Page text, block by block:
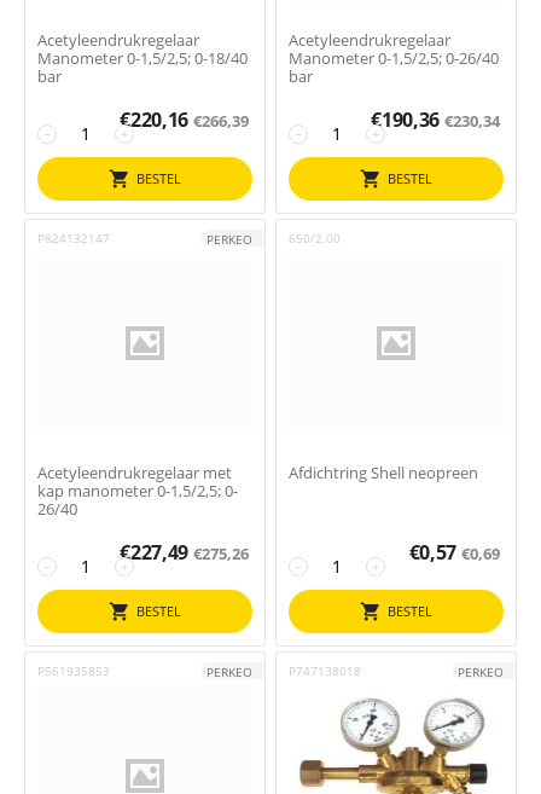
Acetyleendrukregelaar
Manometer 0-1,5/2,5; 0-18/40
bar
+
−
€220,16 €266,39
BESTEL
Acetyleendrukregelaar
Manometer 0-1,5/2,5; 0-26/40
bar
+
−
€190,36 €230,34
BESTEL
P824132147 PERKEO
Acetyleendrukregelaar met
kap manometer 0-1,5/2,5; 0-
26/40
+
−
€227,49 €275,26
BESTEL
650/2.00
Afdichtring Shell neopreen
+
−
€0,57 €0,69
BESTEL
P561935853 PERKEO P747138018 PERKEO